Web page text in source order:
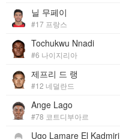
닐 무페이
#17 프랑스
Tochukwu Nnadi
#6 나이지리아
제프리 드 랭
#12 네덜란드
Ange Lago
#78 코트디부아르
Ugo Lamare El Kadmiri